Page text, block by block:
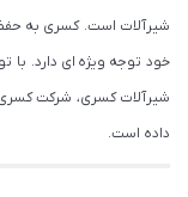
شیرآلات است. کسری به
خود توجه ویژه ای دارد. با
داده است.